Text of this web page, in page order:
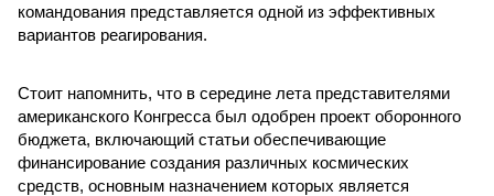
командования представляется одной из эффективных
вариантов реагирования.
Стоит напомнить, что в середине лета представителями
американского Конгресса был одобрен проект оборонного
бюджета, включающий статьи обеспечивающие
финансирование создания различных космических
средств, основным назначением которых является